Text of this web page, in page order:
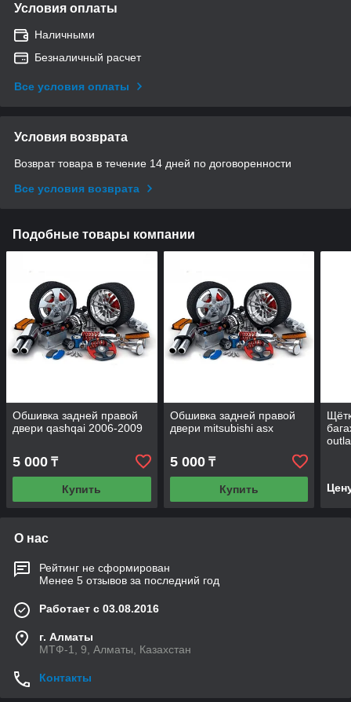
Условия оплаты
Наличными
Безналичный расчет
Все условия оплаты
Условия возврата
Возврат товара в течение 14 дней по договоренности
Все условия возврата
Подобные товары компании
Обшивка задней правой
двери qashqai 2006-2009
5 000 ₸
Купить
Обшивка задней правой
двери mitsubishi asx
5 000₸
Купить
О нас
Рейтинг не сформирован
Менее 5 отзывов за последний год
Работает с 03.08.2016
г. Алматы
МТФ-1, 9, Алматы, Казахстан
Контакты